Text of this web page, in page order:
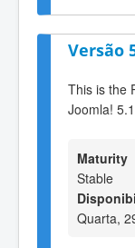
Versão
This is the
Joomla!
Maturity
Stable
Quarta,